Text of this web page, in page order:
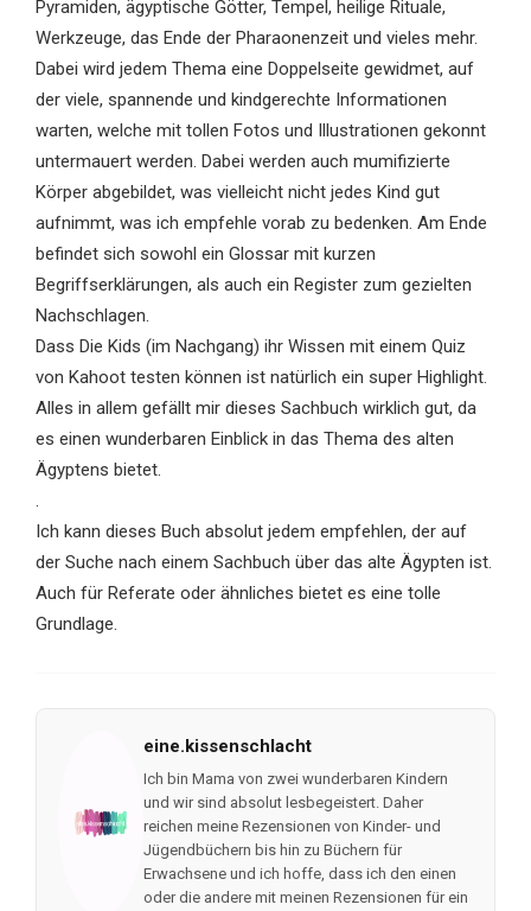
Pyramiden, ägyptische Götter, Tempel, heilige Rituale,
Werkzeuge, das Ende der Pharaonenzeit und vieles mehr.
Dabei wird jedem Thema eine Doppelseite gewidmet, auf
der viele, spannende und kindgerechte Informationen
warten, welche mit tollen Fotos und Illustrationen gekonnt
untermauert werden. Dabei werden auch mumifizierte
Körper abgebildet, was vielleicht nicht jedes Kind gut
aufnimmt, was ich empfehle vorab zu bedenken. Am Ende
befindet sich sowohl ein Glossar mit kurzen
Begriffserklärungen, als auch ein Register zum gezielten
Nachschlagen.
Dass Die Kids (im Nachgang) ihr Wissen mit einem Quiz
von Kahoot testen können ist natürlich ein super Highlight.
Alles in allem gefällt mir dieses Sachbuch wirklich gut, da
es einen wunderbaren Einblick in das Thema des alten
Ägyptens bietet.
.
Ich kann dieses Buch absolut jedem empfehlen, der auf
der Suche nach einem Sachbuch über das alte Ägypten ist.
Auch für Referate oder ähnliches bietet es eine tolle
Grundlage.
eine.kissenschlacht
Ich bin Mama von zwei wunderbaren Kindern
und wir sind absolut lesbegeistert. Daher
reichen meine Rezensionen von Kinder- und
Jügendbüchern bis hin zu Büchern für
Erwachsene und ich hoffe, dass ich den einen
oder die andere mit meinen Rezensionen für ein